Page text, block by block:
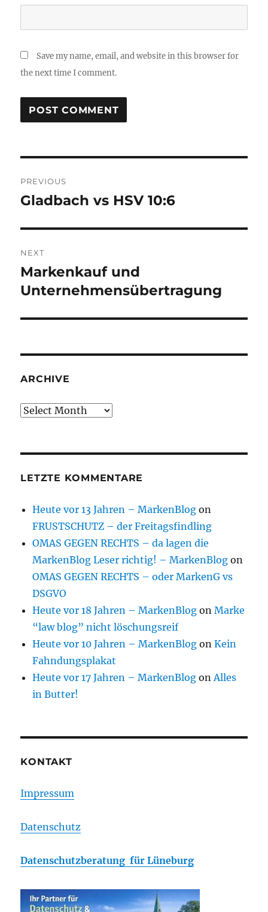
Save my name, email, and website in this browser for
the next time I comment.
navigation
PREVIOUS
Previous
Gladbach vs HSV 10:6
NEXT
Next
post:
Markenkauf und
Unternehmensübertragung
ARCHIVE
Archive
LETZTE KOMMENTARE
Heute vor 13 Jahren – MarkenBlog on
FRUSTSCHUTZ – der Freitagsfindling
OMAS GEGEN RECHTS – da lagen die
MarkenBlog Leser richtig! – MarkenBlog on
OMAS GEGEN RECHTS – oder MarkenG vs
DSGVO
Heute vor 18 Jahren – MarkenBlog onMarke
“law blog” nicht löschungsreif
Heute vor 10 Jahren – MarkenBlog onKein
Fahndungsplakat
Heute vor 17 Jahren – MarkenBlog onAlles
in Butter!
KONTAKT
Impressum
Datenschutz
Datenschutzberatung für Lüneburg